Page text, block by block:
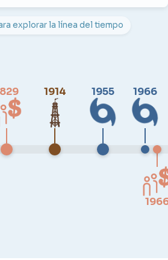
explorar la línea del tiempo
1914 1955 1966